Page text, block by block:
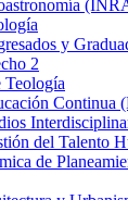
y
2
Teología
Continua
del Talento
de